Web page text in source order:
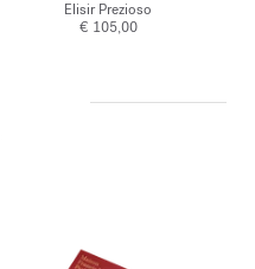
Elisir Prezioso
€ 105,00